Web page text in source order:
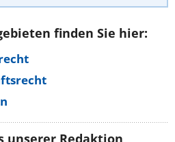
finden Sie hier:
unserer Redaktion